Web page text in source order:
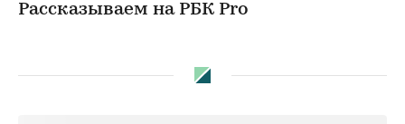
Рассказываем на РБК Pro